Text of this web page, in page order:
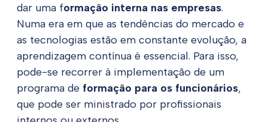
dar uma formação interna nas empresas.
Numa era em que as tendências do mercado e
as tecnologias estão em constante evolução, a
aprendizagem contínua é essencial. Para isso,
pode-se recorrer à implementação de um
programa de formação para os funcionários,
que pode ser ministrado por profissionais